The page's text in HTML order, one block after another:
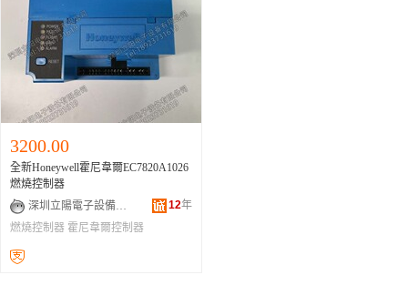
3200.00
全新Honeywell霍尼韋爾EC7820A1026
燃燒控制器
深圳立陽電子設備有限公司
12年
燃燒控制器 霍尼韋爾控制器